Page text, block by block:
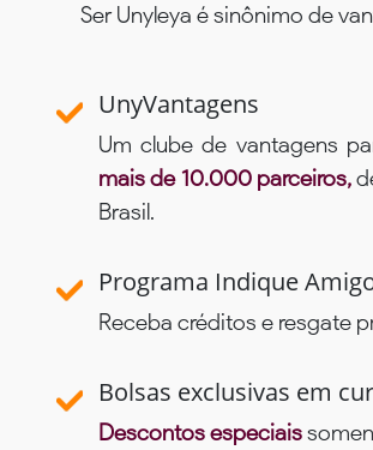
Ser Unyleya é sinônimo de
UnyVantagens
Um clube de vantagens
mais de 10.000 parceiros,
Brasil.
Programa Indique
Receba créditos e resgate
Bolsas exclusivas em
Descontos especiais